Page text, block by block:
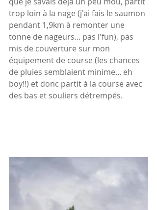
trop loin à la nage (j'ai fais le saumon
pendant 1,9km à remonter une
tonne de nageurs... pas l'fun), pas
mis de couverture sur mon
équipement de course (les chances
de pluies semblaient minime... eh
boy!!) et donc partit à la course avec
des bas et souliers détrempés.